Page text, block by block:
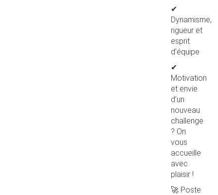
✔
Dynamisme,
rigueur et
esprit
d’équipe
✔
Motivation
et envie
d’un
nouveau
challenge
? On
vous
accueille
avec
plaisir !
🚀 Poste